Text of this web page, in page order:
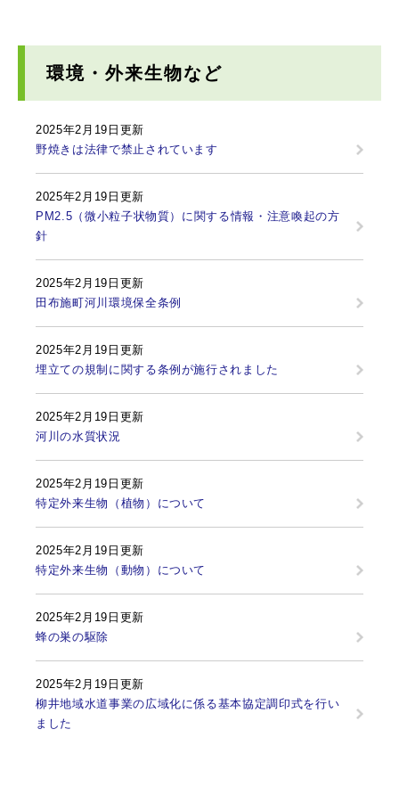
環境・外来生物など
2025年2月19日更新
野焼きは法律で禁止されています
2025年2月19日更新
PM2.5（微小粒子状物質）に関する情報・注意喚起の方
針
2025年2月19日更新
田布施町河川環境保全条例
2025年2月19日更新
埋立ての規制に関する条例が施行されました
2025年2月19日更新
河川の水質状況
2025年2月19日更新
特定外来生物（植物）について
2025年2月19日更新
特定外来生物（動物）について
2025年2月19日更新
蜂の巣の駆除
2025年2月19日更新
柳井地域水道事業の広域化に係る基本協定調印式を行い
ました